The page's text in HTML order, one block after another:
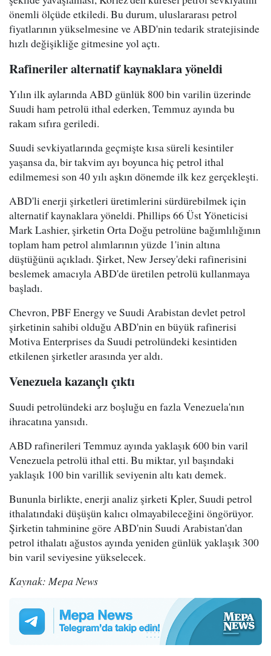
önemli ölçüde etkiledi. Bu durum, uluslararası petrol
fiyatlarının yükselmesine ve ABD'nin tedarik stratejisinde
hızlı değişikliğe gitmesine yol açtı.
Rafineriler alternatif kaynaklara yöneldi
Yılın ilk aylarında ABD günlük 800 bin varilin üzerinde
Suudi ham petrolü ithal ederken, Temmuz ayında bu
rakam sıfıra geriledi.
Suudi sevkiyatlarında geçmişte kısa süreli kesintiler
yaşansa da, bir takvim ayı boyunca hiç petrol ithal
edilmemesi son 40 yılı aşkın dönemde ilk kez gerçekleşti.
ABD'li enerji şirketleri üretimlerini sürdürebilmek için
alternatif kaynaklara yöneldi. Phillips 66 Üst Yöneticisi
Mark Lashier, şirketin Orta Doğu petrolüne bağımlılığının
toplam ham petrol alımlarının yüzde 1'inin altına
düştüğünü açıkladı. Şirket, New Jersey'deki rafinerisini
beslemek amacıyla ABD'de üretilen petrolü kullanmaya
başladı.
Chevron, PBF Energy ve Suudi Arabistan devlet petrol
şirketinin sahibi olduğu ABD'nin en büyük rafinerisi
Motiva Enterprises da Suudi petrolündeki kesintiden
etkilenen şirketler arasında yer aldı.
Venezuela kazançlı çıktı
Suudi petrolündeki arz boşluğu en fazla Venezuela'nın
ihracatına yansıdı.
ABD rafinerileri Temmuz ayında yaklaşık 600 bin varil
Venezuela petrolü ithal etti. Bu miktar, yıl başındaki
yaklaşık 100 bin varillik seviyenin altı katı demek.
Bununla birlikte, enerji analiz şirketi Kpler, Suudi petrol
ithalatındaki düşüşün kalıcı olmayabileceğini öngörüyor.
Şirketin tahminine göre ABD'nin Suudi Arabistan'dan
petrol ithalatı ağustos ayında yeniden günlük yaklaşık 300
bin varil seviyesine yükselecek.
Kaynak: Mepa News